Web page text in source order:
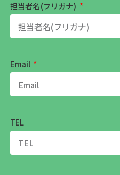
担当者名(フリガナ)
Email
TEL